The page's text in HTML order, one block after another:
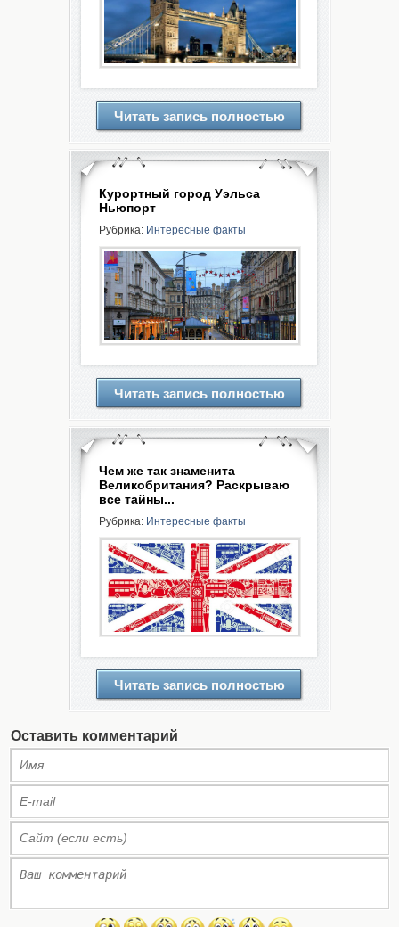
Читать запись полностью
Курортный город Уэльса
Ньюпорт
Рубрика: Интересные факты
Читать запись полностью
Чем же так знаменита
Великобритания? Раскрываю
все тайны...
Рубрика: Интересные факты
Читать запись полностью
Оставить комментарий